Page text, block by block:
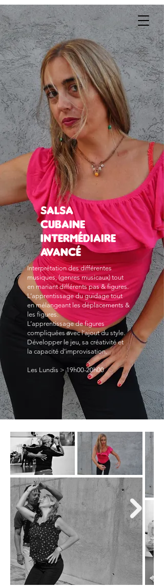
SALSA
CUBAINE
intermédiaire
avancé
Interprétation des différentes
musiques, (genres musicaux) tout
en mariant différents pas & figures.
L’apprentissage du guidage tout
en mélangeant les déplacements &
les figures.
L’apprentissage de figures
compliquées avec l’ajout du style.
Développer le jeu, sa créativité et
la capacité d’improvisation.
Les Lundis > 19h00-20h00